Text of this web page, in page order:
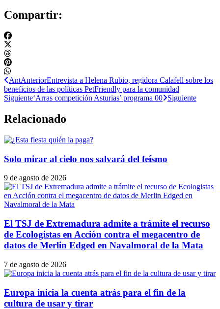
Compartir:
AntAnteriorEntrevista a Helena Rubio, regidora Calafell sobre los
beneficios de las políticas PetFriendly para la comunidad
Siguiente‘Arras competición Asturias’ programa 00 Siguiente
Relacionado
Solo mirar al cielo nos salvará del feísmo
9 de agosto de 2026
El TSJ de Extremadura admite a trámite el recurso
de Ecologistas en Acción contra el megacentro de
datos de Merlin Edged en Navalmoral de la Mata
7 de agosto de 2026
Europa inicia la cuenta atrás para el fin de la
cultura de usar y tirar